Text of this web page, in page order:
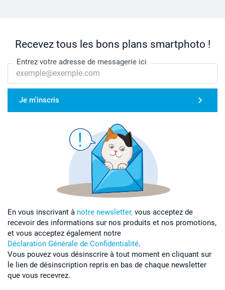
Recevez tous les bons plans smartphoto !
Entrez votre adresse de messagerie ici
Je m'inscris
En vous inscrivant à notre newsletter, vous acceptez de
recevoir des informations sur nos produits et nos promotions,
et vous acceptez également notre
Déclaration Générale de Confidentialité.
Vous pouvez vous désinscrire à tout moment en cliquant sur
le lien de désinscription repris en bas de chaque newsletter
que vous recevrez.